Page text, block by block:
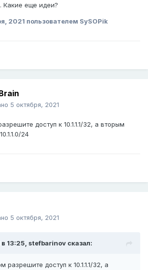
Какие еще идеи?
2021 пользователем SySOPik
5 октября, 2021
доступ к 10.1.1.1/32, а вторым
24
5 октября, 2021
13:25, stefbarinov сказал:
доступ к 10.1.1.1/32, а